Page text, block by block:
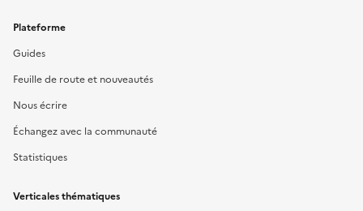
Plateforme
Guides
Feuille de route et nouveautés
Nous écrire
Échangez avec la communauté
Statistiques
Verticales thématiques